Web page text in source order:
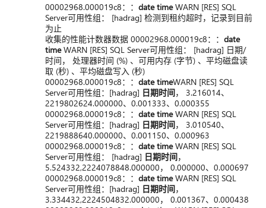
00002968.000019c8：：date timeWARN [RES] SQL
Server可用性组： [hadrag] 检测到租约超时，记录到目前
为止
收集的性能计数器数据 00002968.000019c8：：date
timeWARN [RES] SQL Server可用性组： [hadrag] 日期/
时间， 处理器时间 (%) 、可用内存 (字节) 、平均磁盘读
取 (秒) 、平均磁盘写入 (秒)
00002968.000019c8：：date timeWARN [RES] SQL
Server可用性组：[hadrag] 日期时间， 3.216014、
2219802624.000000、0.001333、0.000355
00002968.000019c8：：date timeWARN [RES] SQL
Server可用性组：[hadrag] 日期时间， 3.010540、
2219888640.000000、0.001150、0.000963
00002968.000019c8：：date timeWARN [RES] SQL
Server可用性组： [hadrag] 日期时间，
5.524332,2224078848.000000， 0.000000、0.000697
00002968.000019c8：：date timeWARN [RES] SQL
Server可用性组：[hadrag] 日期时间，
3.334432,2224504832.000000， 0.001367、0.000438